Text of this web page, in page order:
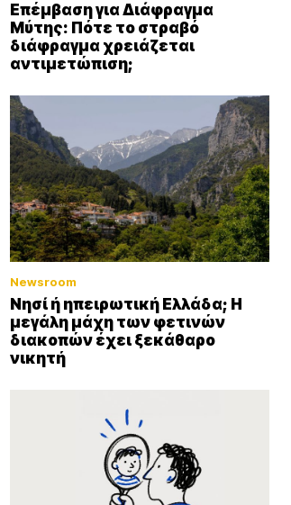
Επέμβαση για Διάφραγμα
Μύτης: Πότε το στραβό
διάφραγμα χρειάζεται
αντιμετώπιση;
Newsroom
Νησί ή ηπειρωτική Ελλάδα; Η
μεγάλη μάχη των φετινών
διακοπών έχει ξεκάθαρο
νικητή